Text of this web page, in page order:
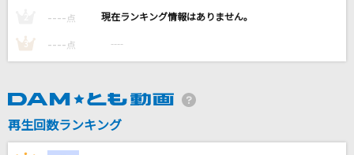
Giga feat.鏡音リン・レン
桑田佳祐
[生音]Tomorrow never knows
---- 点 ----
3 ---- 点 ----
再生回数ランキング